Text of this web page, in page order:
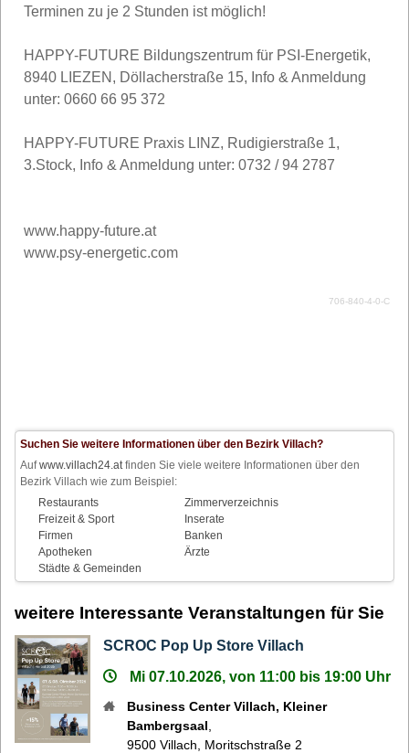
Terminen zu je 2 Stunden ist möglich!
HAPPY-FUTURE Bildungszentrum für PSI-Energetik,
8940 LIEZEN, Döllacherstraße 15, Info & Anmeldung
unter: 0660 66 95 372
HAPPY-FUTURE Praxis LINZ, Rudigierstraße 1,
3.Stock, Info & Anmeldung unter: 0732 / 94 2787
www.happy-future.at
www.psy-energetic.com
706-840-4-0-C
Suchen Sie weitere Informationen über den Bezirk Villach?
Aufwww.villach24.atfinden Sie viele weitere Informationen über den
Bezirk Villach wie zum Beispiel:
Restaurants
Zimmerverzeichnis
Freizeit & Sport
Inserate
Firmen
Banken
Apotheken
Ärzte
Städte & Gemeinden
weitere Interessante Veranstaltungen für Sie
SCROC Pop Up Store Villach
Mi 07.10.2026, von 11:00 bis 19:00 Uhr
Business Center Villach, Kleiner
Bambergsaal
9500 Villach
Moritschstraße 2